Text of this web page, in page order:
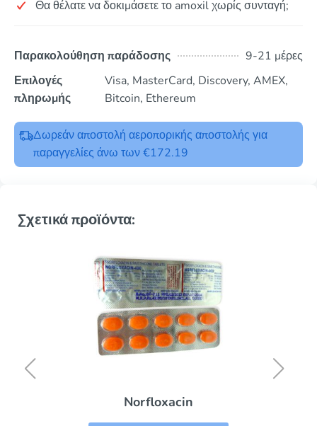
Θα θέλατε να δοκιμάσετε το amoxil χωρίς συνταγή;
Παρακολούθηση παράδοσης
9-21 μέρες
Επιλογές
πληρωμής
Visa, MasterCard, Discovery, AMEX,
Bitcoin, Ethereum
Δωρεάν αποστολή αεροπορικής αποστολής για
παραγγελίες άνω των €172.19
Σχετικά προϊόντα:
Norfloxacin